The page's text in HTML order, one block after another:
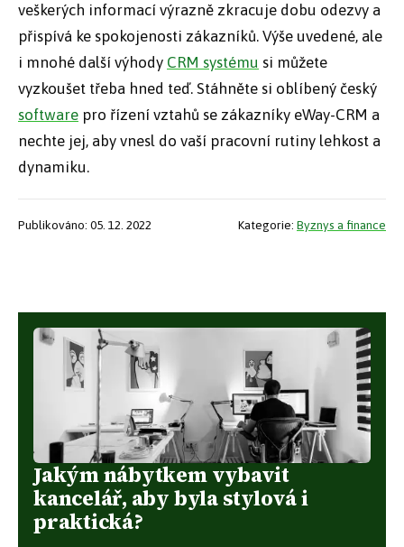
veškerých informací výrazně zkracuje dobu odezvy a
přispívá ke spokojenosti zákazníků. Výše uvedené, ale
i mnohé další výhody CRM systému si můžete
vyzkoušet třeba hned teď. Stáhněte si oblíbený český
software pro řízení vztahů se zákazníky eWay-CRM a
nechte jej, aby vnesl do vaší pracovní rutiny lehkost a
dynamiku.
Publikováno: 05. 12. 2022 Kategorie: Byznys a finance
Jakým nábytkem vybavit
kancelář, aby byla stylová i
praktická?